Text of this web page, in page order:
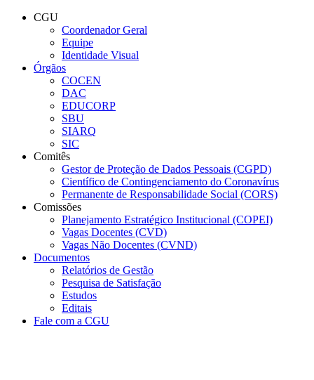
Conteúdo principal
CGU
Coordenador Geral
Equipe
Identidade Visual
Órgãos
COCEN
DAC
EDUCORP
SBU
SIARQ
SIC
Comitês
Gestor de Proteção de Dados Pessoais (CGPD)
Científico de Contingenciamento do Coronavírus
Permanente de Responsabilidade Social (CORS)
Comissões
Planejamento Estratégico Institucional (COPEI)
Vagas Docentes (CVD)
Vagas Não Docentes (CVND)
Documentos
Relatórios de Gestão
Pesquisa de Satisfação
Estudos
Editais
Fale com a CGU